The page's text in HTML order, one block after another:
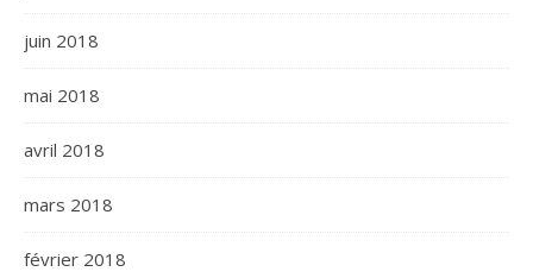
juin 2018
mai 2018
avril 2018
mars 2018
février 2018